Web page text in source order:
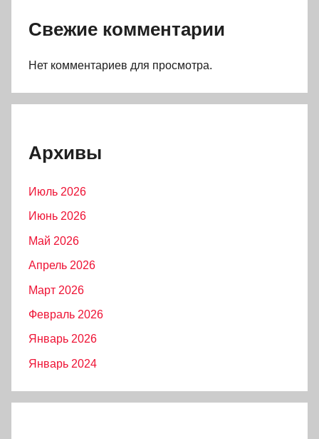
Свежие комментарии
Нет комментариев для просмотра.
Архивы
Июль 2026
Июнь 2026
Май 2026
Апрель 2026
Март 2026
Февраль 2026
Январь 2026
Январь 2024